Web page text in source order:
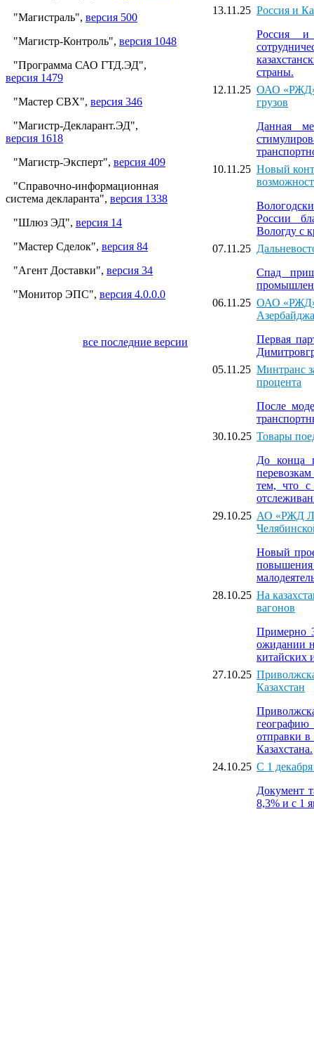
"Магистраль", версия 500
"Магистр-Контроль", версия 1048
"Программа САО ГТД.ЭД",
версия 1479
"Мастер СВХ", версия 346
"Магистр-Декларант.ЭД",
версия 1618
"Магистр-Эксперт", версия 409
"Справочно-информационная
система декларанта", версия 1338
"Шлюз ЭД", версия 14
"Мастер Сделок", версия 84
"Агент Доставки", версия 34
"Монитор ЭПС", версия 4.0.0.0
все последние версии
13.11.25 Россия и
Россия и
страны.
12.11.25 ОАО «РЖД»
грузов
Данная
10.11.25 Новый
России
Вологду с
07.11.25
Спад
06.11.25 ОАО «РЖД»
Первая
05.11.25 Минтранс
процента
После
30.10.25 Товары
До конца
тем, что с
29.10.25 АО «РЖД
Новый
повышения
28.10.25 На
вагонов
Примерно
ожидании
китайских
27.10.25
Казахстан
отправки
Казахстана.
24.10.25 С 1
Документ
8,3% и с 1